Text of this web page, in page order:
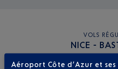
VOLS
NICE -
Aéroport Côte d’Azur et